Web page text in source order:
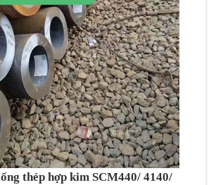
ống thép hợp kim SCM440/ 4140/